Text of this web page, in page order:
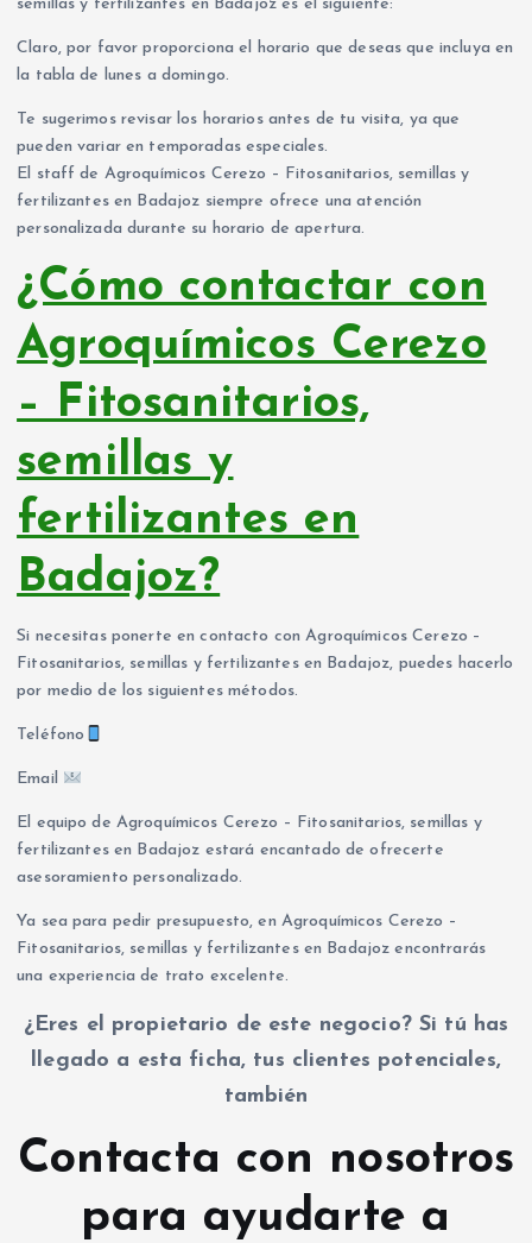
semillas y fertilizantes en Badajoz es el siguiente:
Claro, por favor proporciona el horario que deseas que incluya en
la tabla de lunes a domingo.
Te sugerimos revisar los horarios antes de tu visita, ya que
pueden variar en temporadas especiales.
El staff de Agroquímicos Cerezo – Fitosanitarios, semillas y
fertilizantes en Badajoz siempre ofrece una atención
personalizada durante su horario de apertura.
¿Cómo contactar con
Agroquímicos Cerezo
– Fitosanitarios,
semillas y
fertilizantes en
Badajoz?
Si necesitas ponerte en contacto con Agroquímicos Cerezo –
Fitosanitarios, semillas y fertilizantes en Badajoz, puedes hacerlo
por medio de los siguientes métodos.
Teléfono
Email
El equipo de Agroquímicos Cerezo – Fitosanitarios, semillas y
fertilizantes en Badajoz estará encantado de ofrecerte
asesoramiento personalizado.
Ya sea para pedir presupuesto, en Agroquímicos Cerezo –
Fitosanitarios, semillas y fertilizantes en Badajoz encontrarás
una experiencia de trato excelente.
¿Eres el propietario de este negocio? Si tú has
llegado a esta ficha, tus clientes potenciales,
también
Contacta con nosotros
para ayudarte a